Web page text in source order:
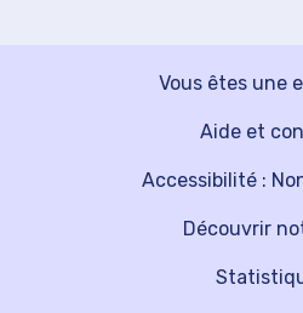
Vous êtes une
Découvrir
Aide et
Accessibilité :